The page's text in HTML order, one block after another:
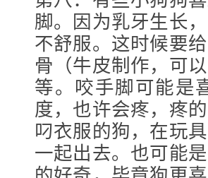
脚。因为乳牙生长
不舒服。这时候要
骨（牛皮制作，可
等。咬手脚可能是
度，也许会疼，疼
叼衣服的狗，在玩
一起出去。也可能